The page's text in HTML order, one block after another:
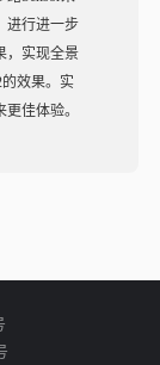
进行进一步
，实现全景
效果。实
佳体验。